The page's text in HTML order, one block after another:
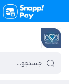
تجهیزات پزشکی معین